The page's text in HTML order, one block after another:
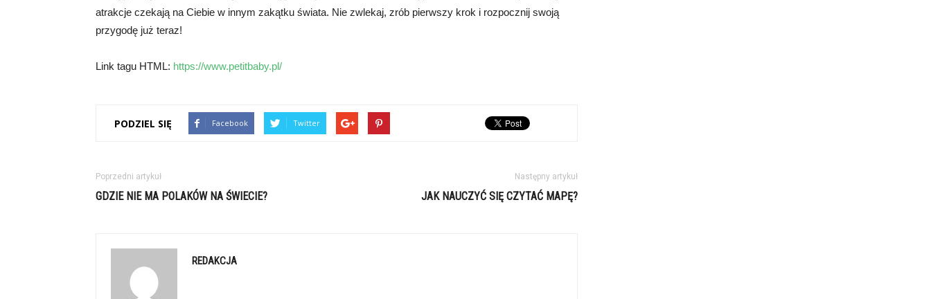
atrakcje czekają na Ciebie w innym zakątku świata. Nie zwlekaj, zrób pierwszy krok i rozpocznij swoją
przygodę już teraz!
Link tagu HTML: https://www.petitbaby.pl/
PODZIEL SIĘ Facebook Twitter
Poprzedni artykuł
GDZIE NIE MA POLAKÓW NA ŚWIECIE?
Następny artykuł
JAK NAUCZYĆ SIĘ CZYTAĆ MAPĘ?
REDAKCJA